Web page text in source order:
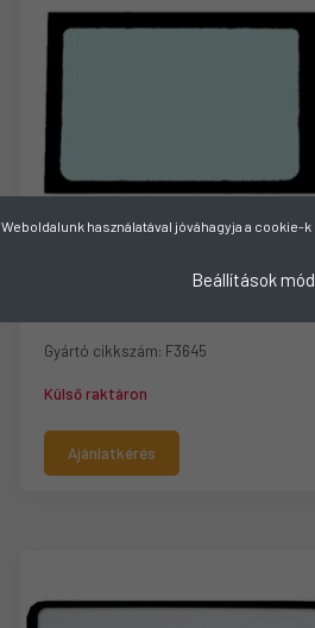
DOOSAN Hátsó Szélvédő
Gyártó cikkszám: F3645
Külső raktáron
Ajánlatkérés
Weboldalunk használatával jóváhagyja a
Beállítások